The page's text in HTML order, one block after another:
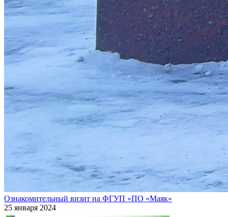
Ознакомительный визит на ФГУП «ПО «Маяк»
25 января 2024